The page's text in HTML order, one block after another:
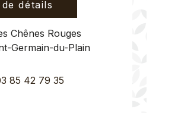
Chênes Rouges
Germain-du-Plain
85 42 79 35